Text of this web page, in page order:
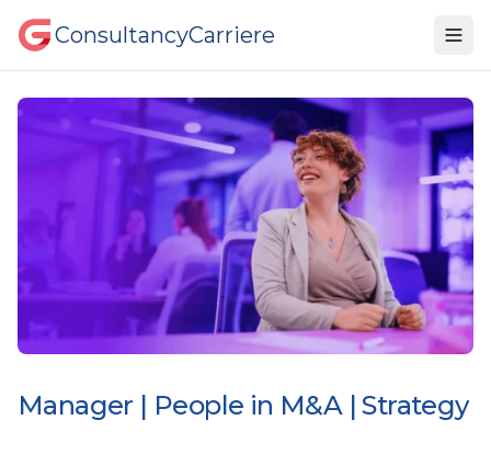
ConsultancyCarriere
Manager | People in M&A | Strategy